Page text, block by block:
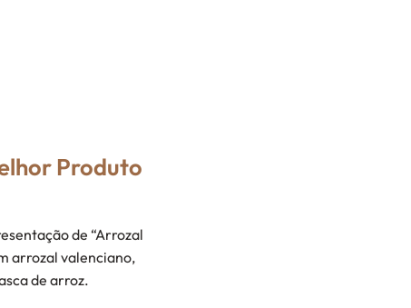
Produto
de “Arrozal
arrozal valenciano,
de arroz.